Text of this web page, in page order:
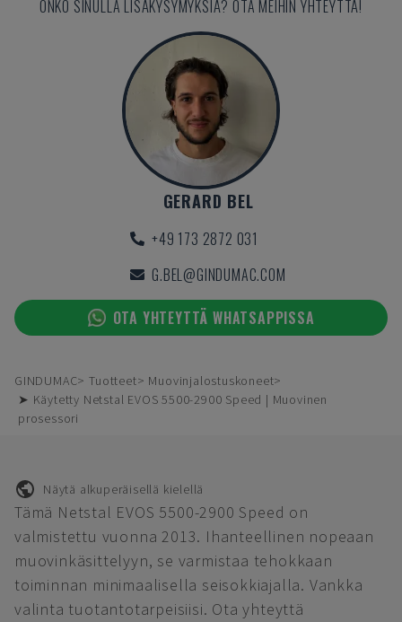
ONKO SINULLA LISÄKYSYMYKSIÄ? OTA MEIHIN YHTEYTTÄ!
GERARD BEL
+49 173 2872 031
G.BEL@GINDUMAC.COM
OTA YHTEYTTÄ WHATSAPPISSA
GINDUMAC Tuotteet
Muovinjalostuskoneet
➤ Käytetty Netstal EVOS 5500-2900 Speed | Muovinen
prosessori
Näytä alkuperäisellä kielellä
Tämä Netstal EVOS 5500-2900 Speed on
valmistettu vuonna 2013. Ihanteellinen nopeaan
muovinkäsittelyyn, se varmistaa tehokkaan
toiminnan minimaalisella seisokkiajalla. Vankka
valinta tuotantotarpeisiisi. Ota yhteyttä